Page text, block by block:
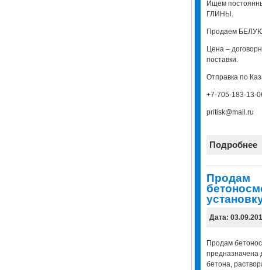
Ищем
ГЛИНЫ.
Продаем
Цена –
поставки.
Отправка по
+7-705-183-13-
pritisk@mail.ru
Подробнее
Продам
Дата:
Продам
предназначена
бетона,